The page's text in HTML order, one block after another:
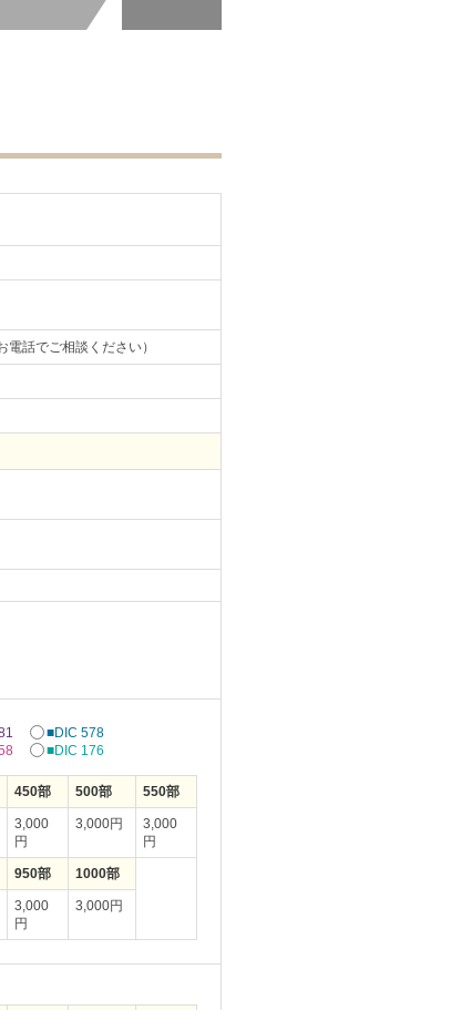
話でご相談ください）
■DIC 578
■DIC 176
450部 500部 550部
3,000
円
3,000円
3,000
円
950部 1000部
3,000
円
3,000円